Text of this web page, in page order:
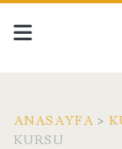
ANASAYFA >
KURSU